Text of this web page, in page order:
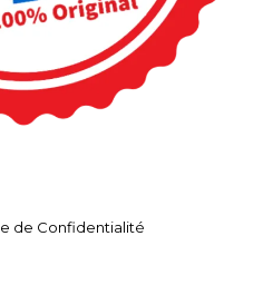
de Confidentialité